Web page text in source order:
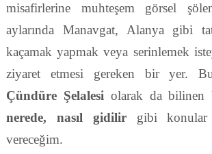
misafirlerine muhteşem görsel
aylarında Manavgat, Alanya gibi
kaçamak yapmak veya serinlemek
ziyaret etmesi gereken bir yer.
Çündüre Şelalesi olarak da bilinen
nerede, nasıl gidilirgibi konular
vereceğim.